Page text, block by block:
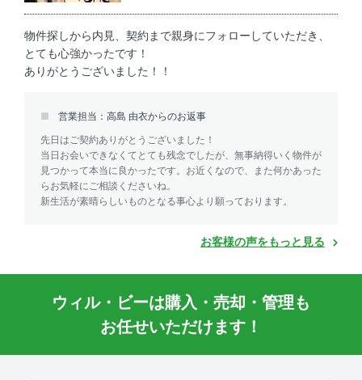
物件探しから内見、契約まで親身にフォローしていただき、
とても心強かったです！
ありがとうございました！！
営業担当：高島 由衣からのお返事
先日はご契約ありがとうございました！
当日お会いできなくてとても残念でしたが、無事納得いく物件が
見つかって本当に良かったです。お近くなので、また何かあった
らお気軽にご相談くださいね。
新生活が素晴らしいものとなる事心より願っております。
お客様の声をもっと見る
ウィル・ビーは購入・売却・管理も
お任せいただけます！